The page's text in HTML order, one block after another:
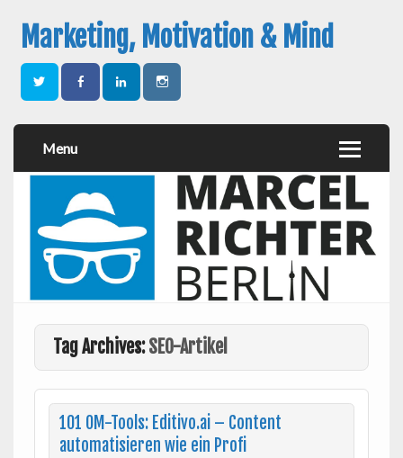
Marketing, Motivation & Mind
Menu
Tag Archives:SEO-Artikel
101 OM-Tools: Editivo.ai – Content
automatisieren wie ein Profi